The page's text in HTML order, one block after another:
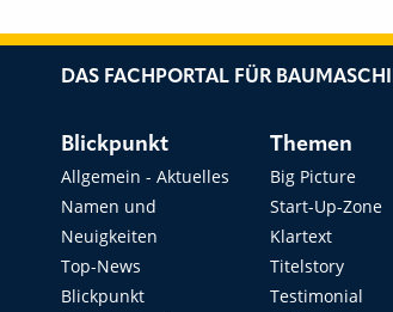
DAS FACHPORTAL FÜR
Blickpunkt
Allgemein - Aktuelles
Namen und
Neuigkeiten
Top-News
Blickpunkt
Themen
Big Picture
Start-Up-Zone
Klartext
Titelstory
Testimonial